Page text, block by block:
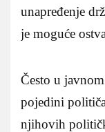
unapređenje
je moguće
Često u
pojedini
njihovih